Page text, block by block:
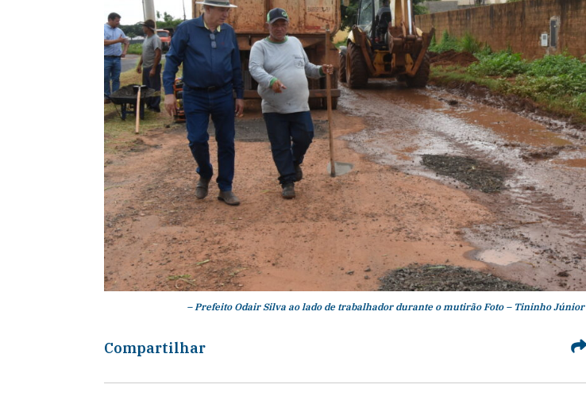
– Prefeito Odair Silva ao lado de trabalhador durante o mutirão Foto – Tininho Júnior
Compartilhar